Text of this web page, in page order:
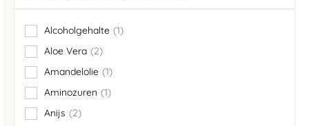
Alcoholgehalte 1
item
Aloe Vera
2
items
Amandelolie 1
item
Aminozuren
1
item
Anijs
2
items